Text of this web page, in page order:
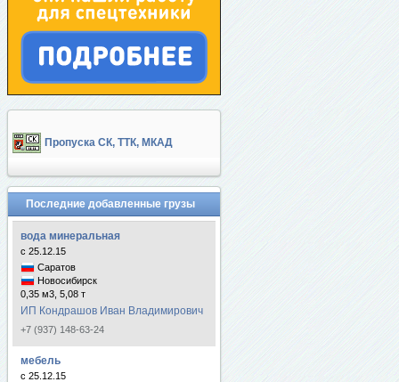
Пропуска СК, ТТК, МКАД
Последние добавленные грузы
вода минеральная
с 25.12.15
Саратов
Новосибирск
0,35 м3, 5,08 т
ИП Кондрашов Иван Владимирович
+7 (937) 148-63-24
мебель
с 25.12.15